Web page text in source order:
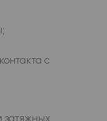
с
затяжных